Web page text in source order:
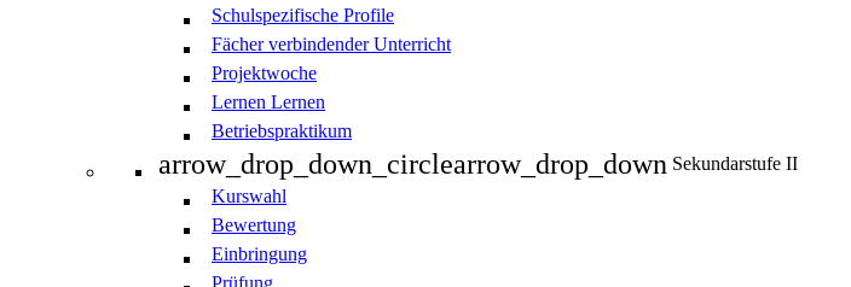
Schulspezifische Profile
Fächer verbindender Unterricht
Projektwoche
Lernen Lernen
Betriebspraktikum
arrow_drop_down_circlearrow_drop_down Sekundarstufe II
Kurswahl
Bewertung
Einbringung
Prüfung